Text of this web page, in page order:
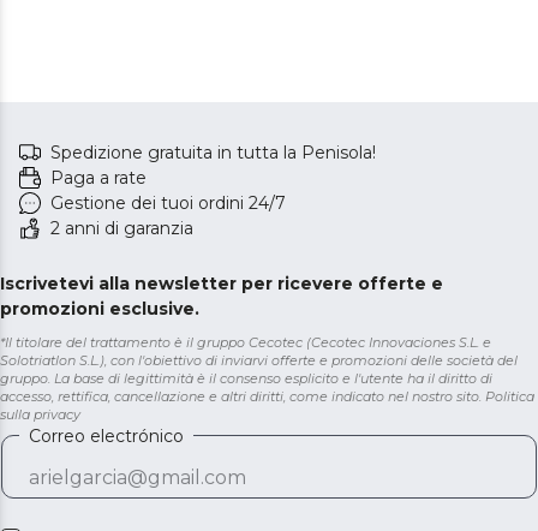
Spedizione gratuita in tutta la Penisola!
Paga a rate
Gestione dei tuoi ordini 24/7
2 anni di garanzia
Iscrivetevi alla newsletter per ricevere offerte e
promozioni esclusive.
*Il titolare del trattamento è il gruppo Cecotec (Cecotec Innovaciones S.L. e
Solotriatlon S.L.), con l'obiettivo di inviarvi offerte e promozioni delle società del
gruppo. La base di legittimità è il consenso esplicito e l'utente ha il diritto di
accesso, rettifica, cancellazione e altri diritti, come indicato nel nostro sito. Politica
sulla privacy
Correo electrónico